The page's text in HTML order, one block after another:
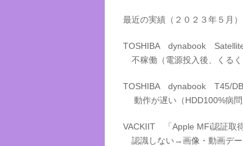
最近の実績（２０２３年５月）
TOSHIBA dynabook
不稼働（電源投入後、くるく
TOSHIBA dynabook T45/
動作が遅い（HDD100%病
VACKIIT 「Apple MFi認証取
認識しない→画像・動画デー